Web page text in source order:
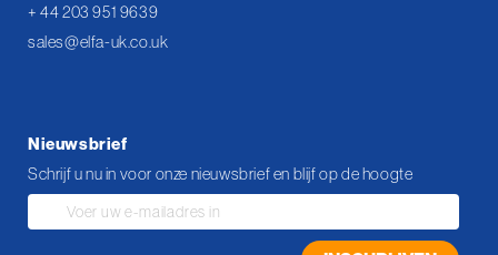
+ 44 203 951 9639
sales@elfa-uk.co.uk
Nieuwsbrief
Schrijf u nu in voor onze nieuwsbrief en blijf op de hoogte
Abonneer
u